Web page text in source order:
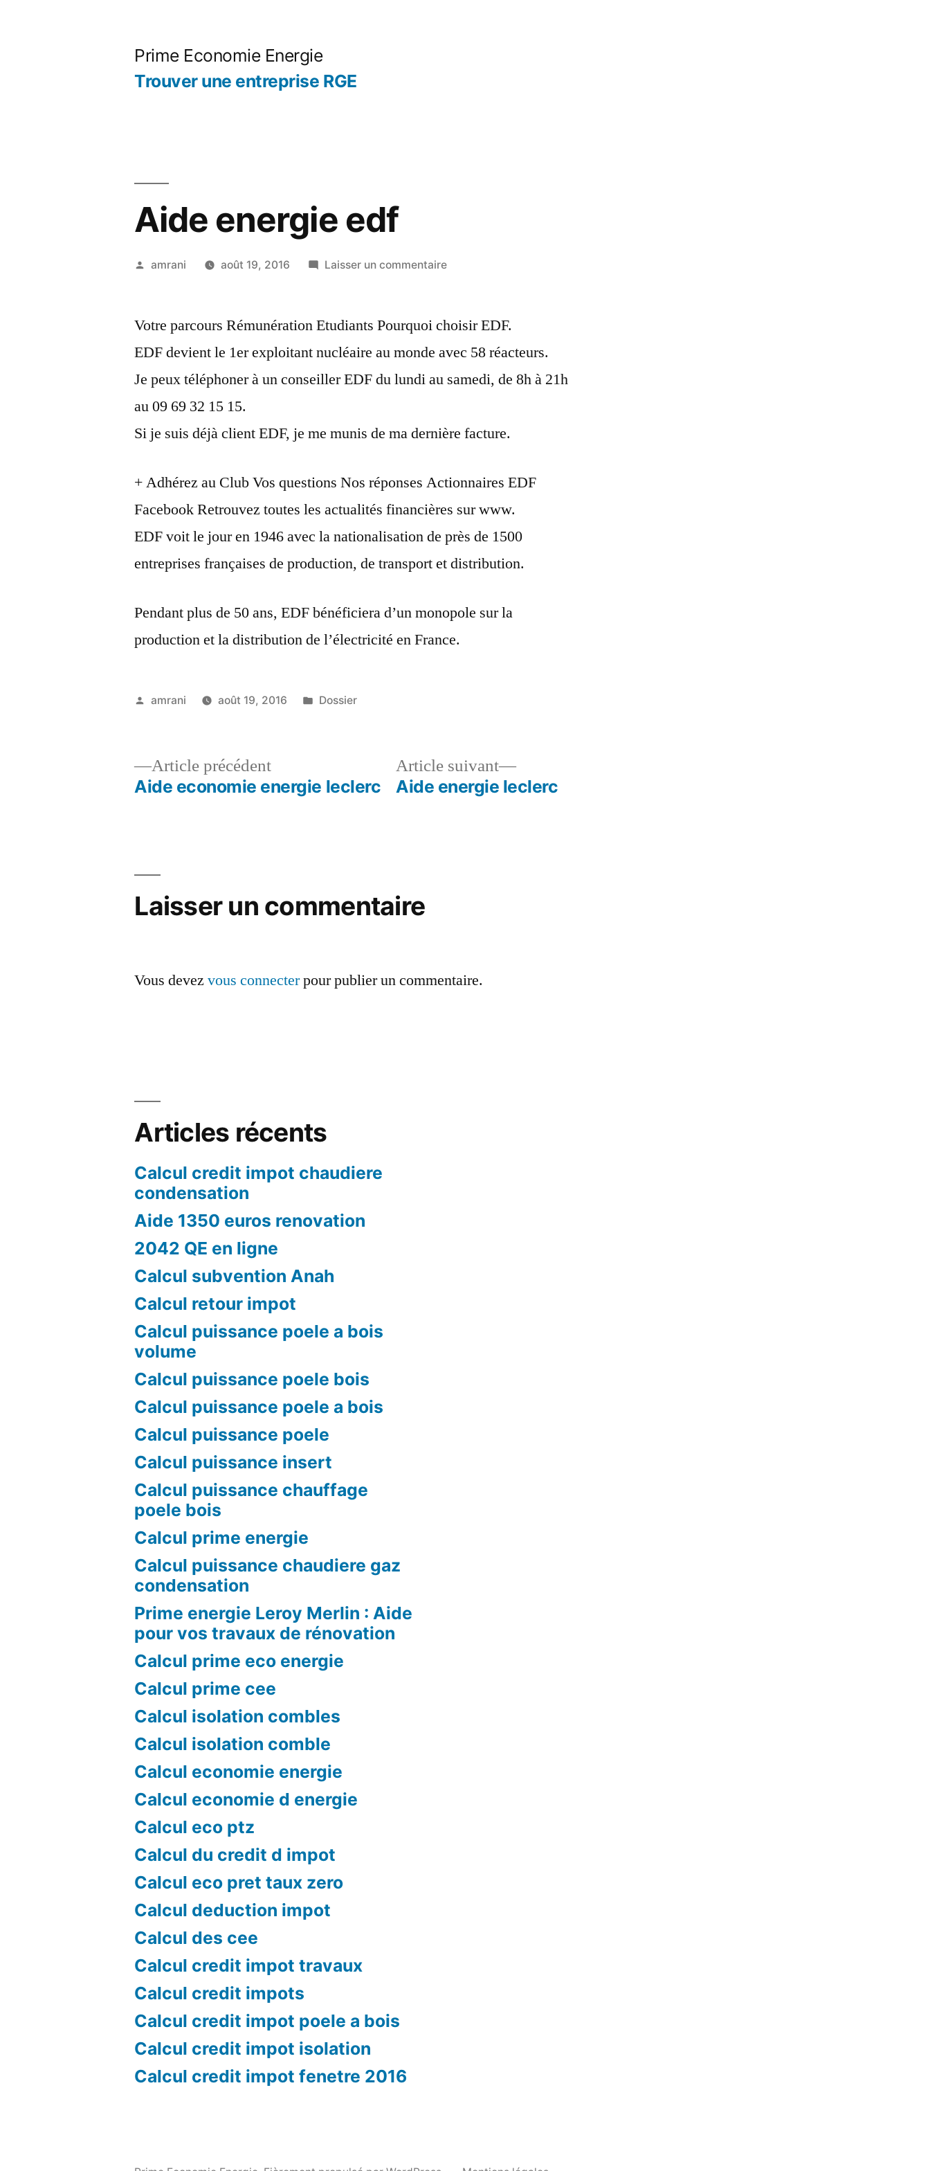
Prime Economie Energie
Trouver une entreprise RGE
Aide energie edf
Publié
amrani août 19, 2016 Laisser un commentairesur
edf
Votre parcours Rémunération Etudiants Pourquoi choisir EDF.
EDF devient le 1er exploitant nucléaire au monde avec 58 réacteurs.
Je peux téléphoner à un conseiller EDF du lundi au samedi, de 8h à 21h
au 09 69 32 15 15.
Si je suis déjà client EDF, je me munis de ma dernière facture.
+ Adhérez au Club Vos questions Nos réponses Actionnaires EDF
Facebook Retrouvez toutes les actualités financières sur www.
EDF voit le jour en 1946 avec la nationalisation de près de 1500
entreprises françaises de production, de transport et distribution.
Pendant plus de 50 ans, EDF bénéficiera d’un monopole sur la
production et la distribution de l’électricité en France.
Publié
amrani août 19, 2016
Publié
Dossier
Navigation
Article précédentArticle
précédent :
Aide economie energie leclerc
Article suivant
Article
suivant :
Aide energie leclerc
Laisser un commentaire
Vous devezvous connecterpour publier un commentaire.
Articles récents
Calcul credit impot chaudiere
condensation
Aide 1350 euros renovation
2042 QE en ligne
Calcul subvention Anah
Calcul retour impot
Calcul puissance poele a bois
volume
Calcul puissance poele bois
Calcul puissance poele a bois
Calcul puissance poele
Calcul puissance insert
Calcul puissance chauffage
poele bois
Calcul prime energie
Calcul puissance chaudiere gaz
condensation
Prime energie Leroy Merlin : Aide
pour vos travaux de rénovation
Calcul prime eco energie
Calcul prime cee
Calcul isolation combles
Calcul isolation comble
Calcul economie energie
Calcul economie d energie
Calcul eco ptz
Calcul du credit d impot
Calcul eco pret taux zero
Calcul deduction impot
Calcul des cee
Calcul credit impot travaux
Calcul credit impots
Calcul credit impot poele a bois
Calcul credit impot isolation
Calcul credit impot fenetre 2016